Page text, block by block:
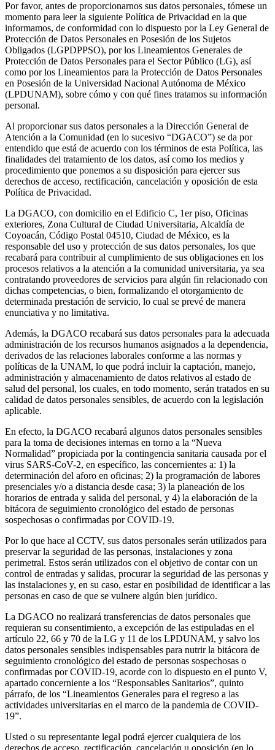
Por favor, antes de proporcionarnos sus datos personales, tómese un
momento para leer la siguiente Política de Privacidad en la que
informamos, de conformidad con lo dispuesto por la Ley General de
Protección de Datos Personales en Posesión de los Sujetos
Obligados (LGPDPPSO), por los Lineamientos Generales de
Protección de Datos Personales para el Sector Público (LG), así
como por los Lineamientos para la Protección de Datos Personales
en Posesión de la Universidad Nacional Autónoma de México
(LPDUNAM), sobre cómo y con qué fines tratamos su información
personal.
Al proporcionar sus datos personales a la Dirección General de
Atención a la Comunidad (en lo sucesivo “DGACO”) se da por
entendido que está de acuerdo con los términos de esta Política, las
finalidades del tratamiento de los datos, así como los medios y
procedimiento que ponemos a su disposición para ejercer sus
derechos de acceso, rectificación, cancelación y oposición de esta
Política de Privacidad.
La DGACO, con domicilio en el Edificio C, 1er piso, Oficinas
exteriores, Zona Cultural de Ciudad Universitaria, Alcaldía de
Coyoacán, Código Postal 04510, Ciudad de México, es la
responsable del uso y protección de sus datos personales, los que
recabará para contribuir al cumplimiento de sus obligaciones en los
procesos relativos a la atención a la comunidad universitaria, ya sea
contratando proveedores de servicios para algún fin relacionado con
dichas competencias, o bien, formalizando el otorgamiento de
determinada prestación de servicio, lo cual se prevé de manera
enunciativa y no limitativa.
Además, la DGACO recabará sus datos personales para la adecuada
administración de los recursos humanos asignados a la dependencia,
derivados de las relaciones laborales conforme a las normas y
políticas de la UNAM, lo que podrá incluir la captación, manejo,
administración y almacenamiento de datos relativos al estado de
salud del personal, los cuales, en todo momento, serán tratados en su
calidad de datos personales sensibles, de acuerdo con la legislación
aplicable.
En efecto, la DGACO recabará algunos datos personales sensibles
para la toma de decisiones internas en torno a la “Nueva
Normalidad” propiciada por la contingencia sanitaria causada por el
virus SARS-CoV-2, en específico, las concernientes a: 1) la
determinación del aforo en oficinas; 2) la programación de labores
presenciales y/o a distancia desde casa; 3) la planeación de los
horarios de entrada y salida del personal, y 4) la elaboración de la
bitácora de seguimiento cronológico del estado de personas
sospechosas o confirmadas por COVID-19.
Por lo que hace al CCTV, sus datos personales serán utilizados para
preservar la seguridad de las personas, instalaciones y zona
perimetral. Estos serán utilizados con el objetivo de contar con un
control de entradas y salidas, procurar la seguridad de las personas y
las instalaciones y, en su caso, estar en posibilidad de identificar a las
personas en caso de que se vulnere algún bien jurídico.
La DGACO no realizará transferencias de datos personales que
requieran su consentimiento, a excepción de las estipuladas en el
artículo 22, 66 y 70 de la LG y 11 de los LPDUNAM, y salvo los
datos personales sensibles indispensables para nutrir la bitácora de
seguimiento cronológico del estado de personas sospechosas o
confirmadas por COVID-19, acorde con lo dispuesto en el punto V,
apartado concerniente a los “Responsables Sanitarios”, quinto
párrafo, de los “Lineamientos Generales para el regreso a las
actividades universitarias en el marco de la pandemia de COVID-
19”.
Usted o su representante legal podrá ejercer cualquiera de los